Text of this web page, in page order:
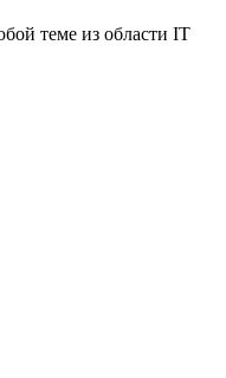
теме из области IT